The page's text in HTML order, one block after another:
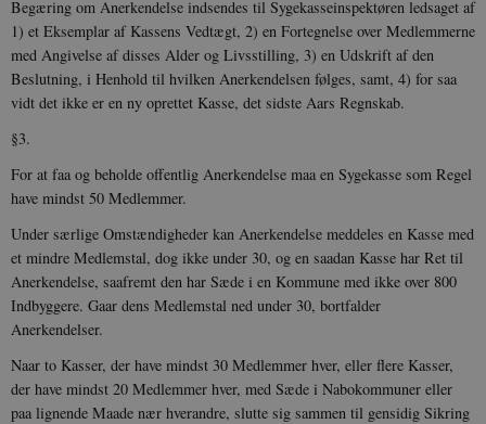
Begæring om Anerkendelse indsendes til Sygekasseinspektøren ledsaget af
1) et Eksem­plar af Kassens Vedtægt, 2) en Fortegnelse over Medlemmerne
med Angivelse af disses Alder og Livsstilling, 3) en Udskrift af den
Beslutning, i Henhold til hvilken Anerkendelsen følges, samt, 4) for saa
vidt det ikke er en ny oprettet Kasse, det sidste Aars Regnskab.
§3.
For at faa og beholde offentlig Anerkendelse maa en Sygekasse som Regel
have mindst 50 Medlemmer.
Under særlige Omstændigheder kan Anerkendelse meddeles en Kasse med
et mindre Med­lemstal, dog ikke under 30, og en saadan Kasse har Ret til
Anerkendelse, saafremt den har Sæde i en Kommune med ikke over 800
Indbyggere. Gaar dens Medlemstal ned under 30, bortfalder
Anerkendelser.
Naar to Kasser, der have mindst 30 Medlemmer hver, eller flere Kasser,
der have mindst 20 Medlemmer hver, med Sæde i Nabokommuner eller
paa lignende Maade nær hverandre, slutte sig sammen til gensidig Sikring